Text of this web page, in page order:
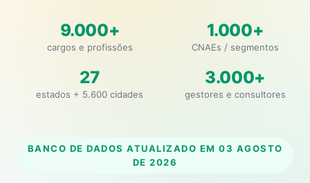
9.000+
cargos e profissões
1.000+
CNAEs / segmentos
27
estados + 5.600 cidades
3.000+
gestores e consultores
BANCO DE DADOS ATUALIZADO EM 03 AGOSTO
DE 2026